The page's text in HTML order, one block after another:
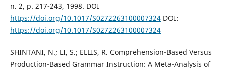
n. 2, p. 217-243, 1998. DOI
https://doi.org/10.1017/S0272263100007324DOI:
https://doi.org/10.1017/S0272263100007324
SHINTANI, N.; LI, S.; ELLIS, R. Comprehension-Based Versus
Production-Based Grammar Instruction: A Meta-Analysis of